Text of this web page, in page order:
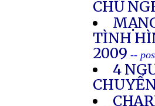
CHỦ
TÌNH
2009 --
4